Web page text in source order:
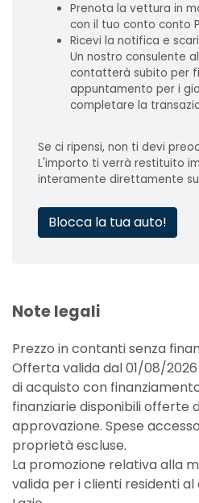
Prenota la vettura in
con il tuo conto conto
Ricevi la notifica e
Un nostro consulente
contatterà subito per
appuntamento per i
completare la
Se ci ripensi, non ti devi
L'importo ti verrà restituito
interamente direttamente su
Blocca la tua auto!
Note legali
Prezzo in contanti senza
Offerta valida dal 01/08/
di acquisto con
finanziarie disponibili offerte
approvazione. Spese
proprietà escluse.
La promozione relativa alla
valida per i clienti residenti al